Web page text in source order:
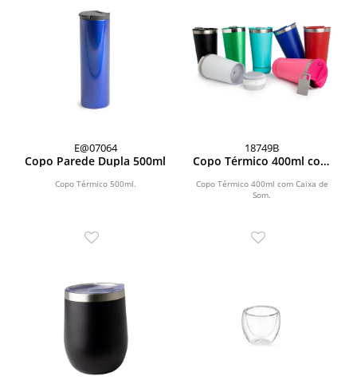
E@07064
Copo Parede Dupla 500ml
Copo Térmico 500ml.
18749B
Copo Térmico 400ml com
Copo Térmico 400ml com Caixa de
Som.